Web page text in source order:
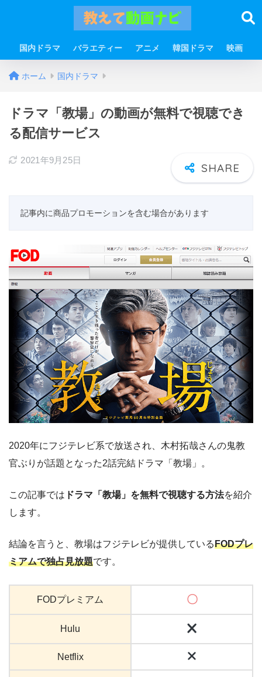
国内ドラマ バラエティー アニメ 韓国ドラマ 映画
ホーム 国内ドラマ
ドラマ「教場」の動画が無料で視聴でき
る配信サービス
2021年9月25日
記事内に商品プロモーションを含む場合があります
2020年にフジテレビ系で放送され、木村拓哉さんの鬼教
官ぶりが話題となった2話完結ドラマ「教場」。
この記事では ドラマ「教場」を無料で視聴する方法を紹介
します。
結論を言うと、教場はフジテレビが提供しているFODプレ
ミアムで独占見放題です。
FODプレミアム 〇
Hulu
Netflix